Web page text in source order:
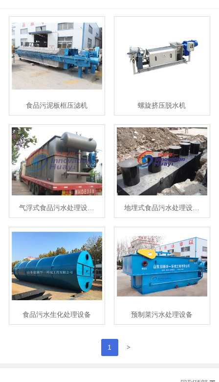
食品污泥板框压滤机 螺旋挤压脱水机
气浮式食品污水处理设… 地埋式食品污水处理设…
食品污水生化处理设备 预制菜污水处理设备
1 >